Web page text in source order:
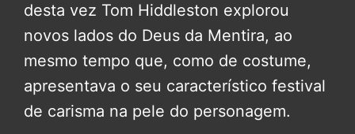
desta vez Tom Hiddleston explorou
novos lados do Deus da Mentira, ao
mesmo tempo que, como de costume,
apresentava o seu característico festival
de carisma na pele do personagem.